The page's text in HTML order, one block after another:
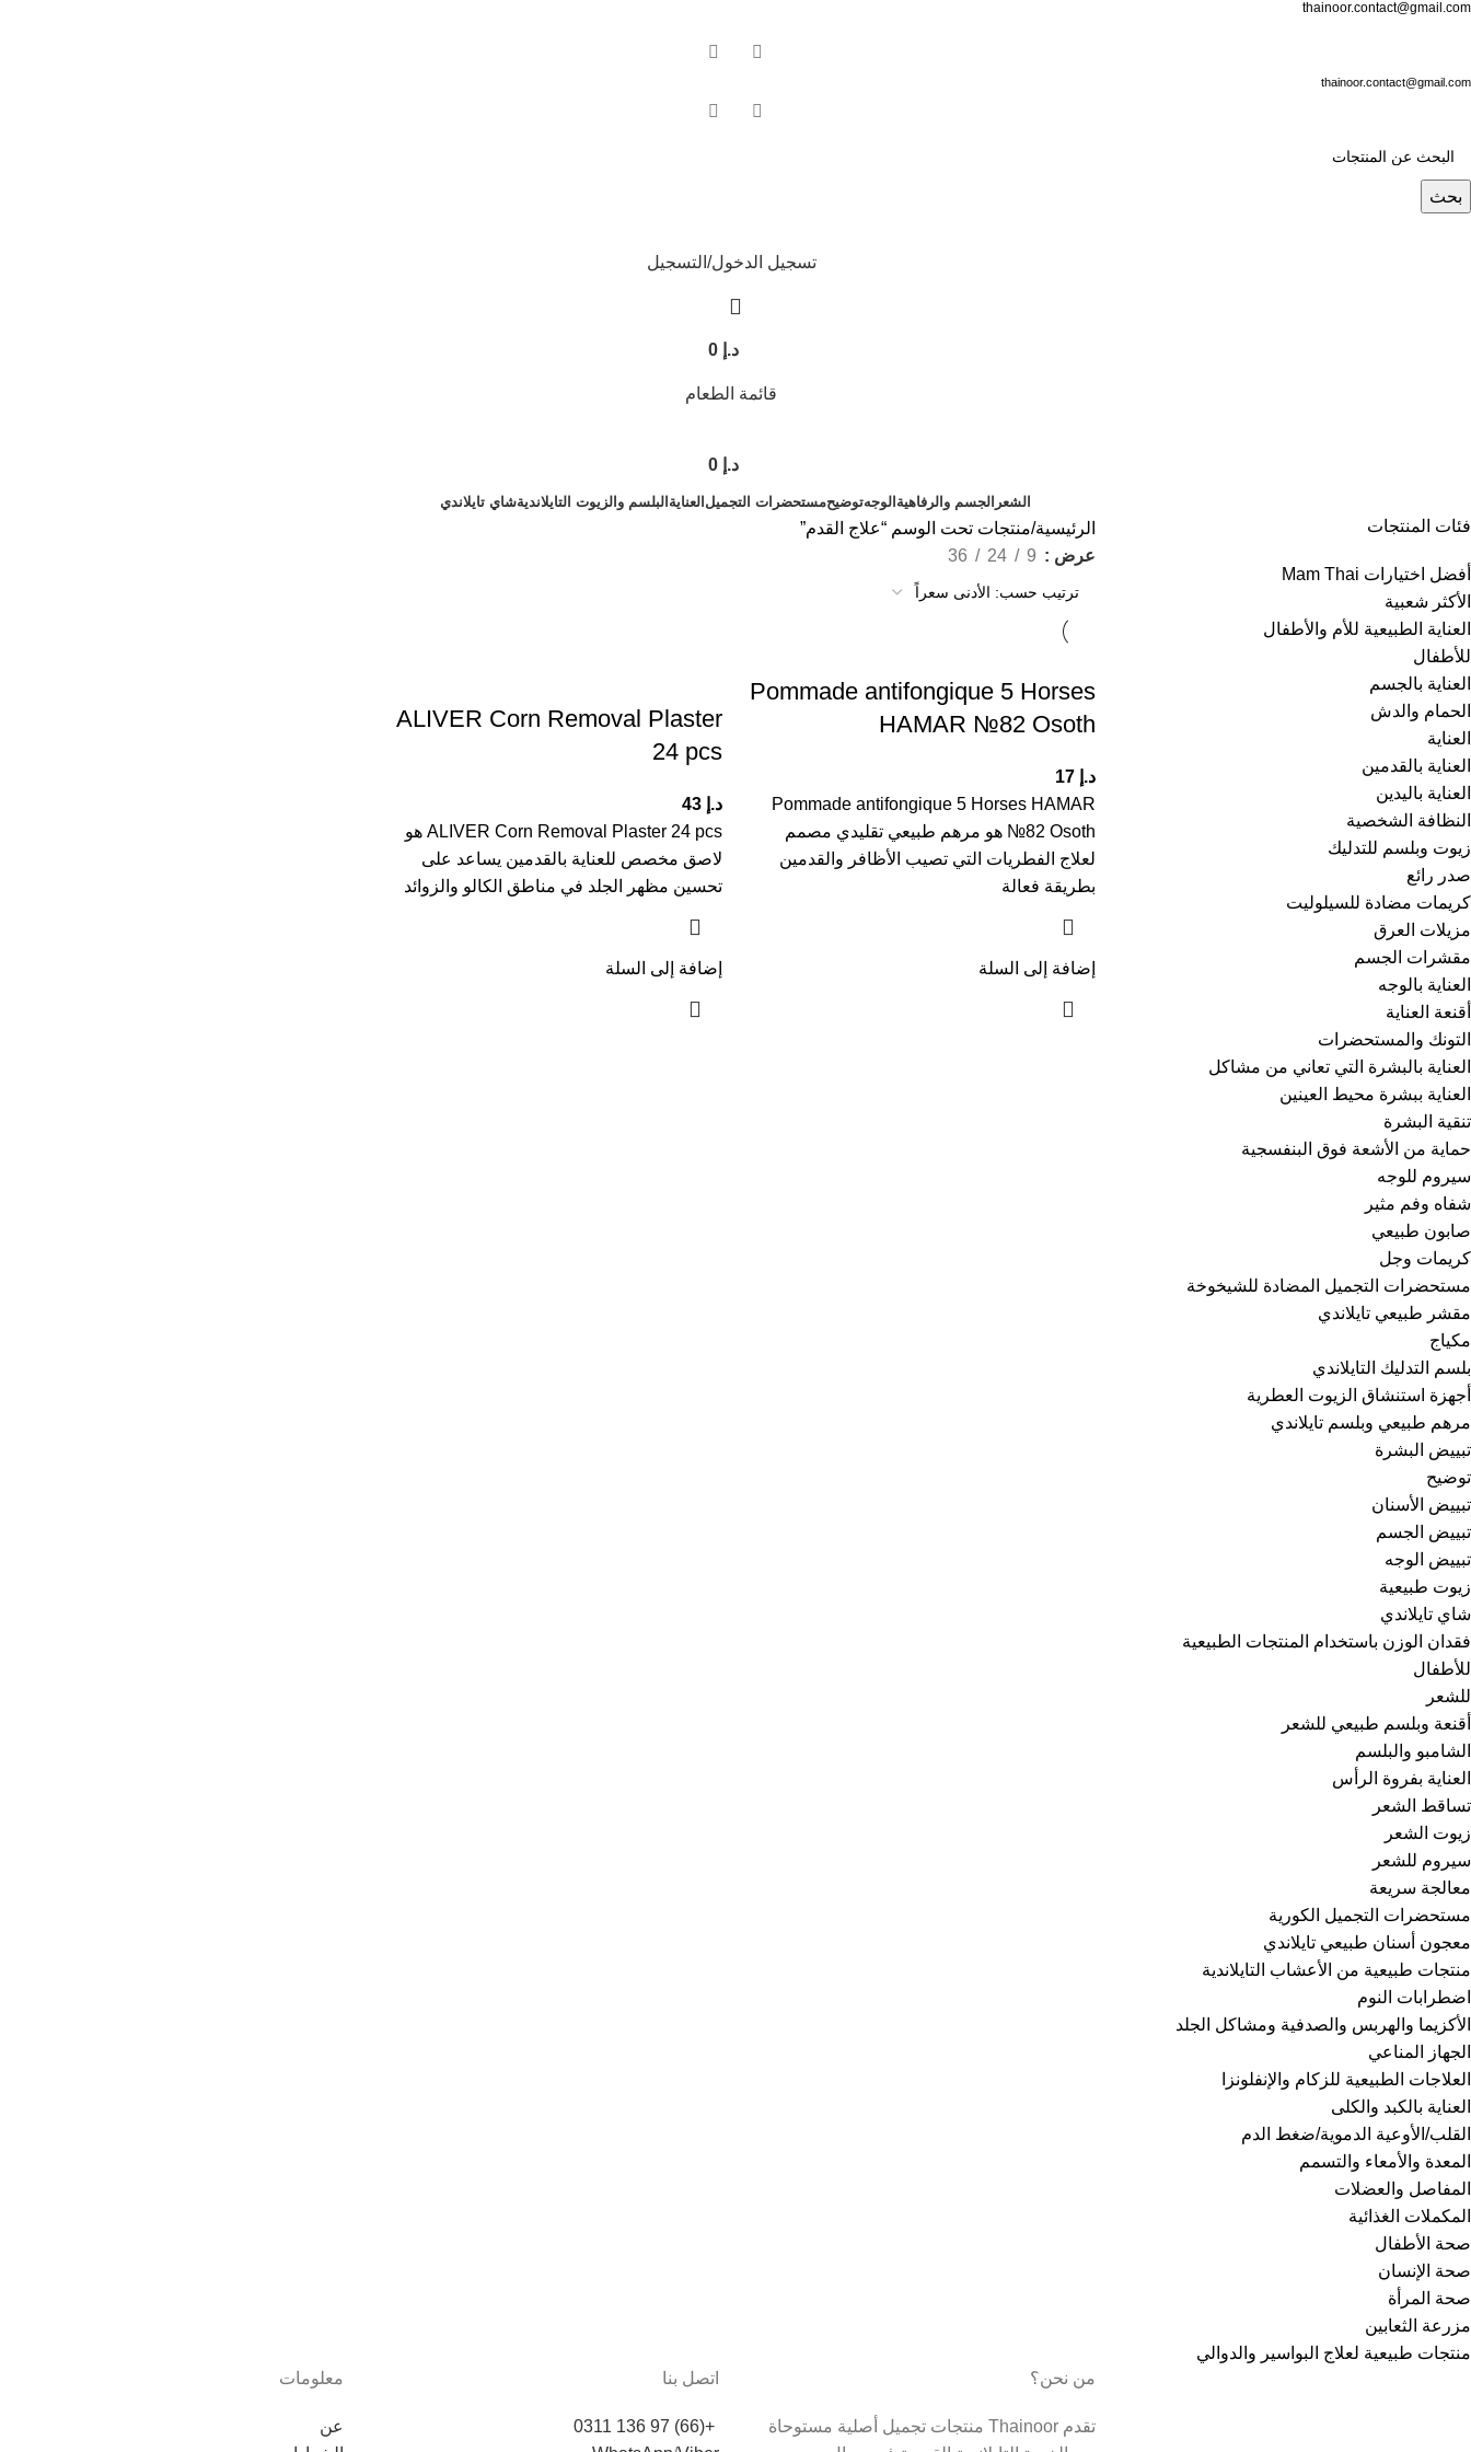
thainoor.contact@gmail.com
thainoor.contact@gmail.com
بحث
تسجيل الدخول/التسجيل
د.إ 0
قائمة الطعام
د.إ 0
الشعر الجسم والرفاهية الوجهتوضيحمستحضرات التجميل العناية البلسم والزيوت التايلانديةشاي تايلاندي
فئات المنتجات
أفضل اختيارات Mam Thai
الأكثر شعبية
العناية الطبيعية للأم والأطفال
للأطفال
العناية بالجسم
الحمام والدش
العناية
العناية بالقدمين
العناية باليدين
النظافة الشخصية
زيوت وبلسم للتدليك
صدر رائع
كريمات مضادة للسيلوليت
مزيلات العرق
مقشرات الجسم
العناية بالوجه
أقنعة العناية
التونك والمستحضرات
العناية بالبشرة التي تعاني من مشاكل
العناية ببشرة محيط العينين
تنقية البشرة
حماية من الأشعة فوق البنفسجية
سيروم للوجه
شفاه وفم مثير
صابون طبيعي
كريمات وجل
مستحضرات التجميل المضادة للشيخوخة
مقشر طبيعي تايلاندي
مكياج
بلسم التدليك التايلاندي
أجهزة استنشاق الزيوت العطرية
مرهم طبيعي وبلسم تايلاندي
تبييض البشرة
توضيح
تبييض الأسنان
تبييض الجسم
تبييض الوجه
زيوت طبيعية
شاي تايلاندي
فقدان الوزن باستخدام المنتجات الطبيعية
للأطفال
للشعر
أقنعة وبلسم طبيعي للشعر
الشامبو والبلسم
العناية بفروة الرأس
تساقط الشعر
زيوت الشعر
سيروم للشعر
معالجة سريعة
مستحضرات التجميل الكورية
معجون أسنان طبيعي تايلاندي
منتجات طبيعية من الأعشاب التايلاندية
اضطرابات النوم
الأكزيما والهربس والصدفية ومشاكل الجلد
الجهاز المناعي
العلاجات الطبيعية للزكام والإنفلونزا
العناية بالكبد والكلى
القلب/الأوعية الدموية/ضغط الدم
المعدة والأمعاء والتسمم
المفاصل والعضلات
المكملات الغذائية
صحة الأطفال
صحة الإنسان
صحة المرأة
مزرعة الثعابين
منتجات طبيعية لعلاج البواسير والدوالي
الرئيسية منتجات تحت الوسم “علاج القدم”
عرض
9
24
36
Pommade antifongique 5 Horses
HAMAR №82 Osoth
د.إ 17
Pommade antifongique 5 Horses HAMAR
№82 Osoth هو مرهم طبيعي تقليدي مصمم
لعلاج الفطريات التي تصيب الأظافر والقدمين
بطريقة فعالة
إضافة إلى السلة
ALIVER Corn Removal Plaster
24 pcs
د.إ
ALIVER Corn Removal Plaster 24 pcs هو
لاصق مخصص للعناية بالقدمين يساعد على
تحسين مظهر الجلد في مناطق الكالو والزوائد
إضافة إلى السلة
من نحن؟
تقدم Thainoor منتجات تجميل أصلية مستوحاة
اتصل بنا
+(66) 97 136 0311
معلومات
عن